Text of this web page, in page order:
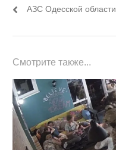
записям
АЗС Одесской области
Смотрите также...